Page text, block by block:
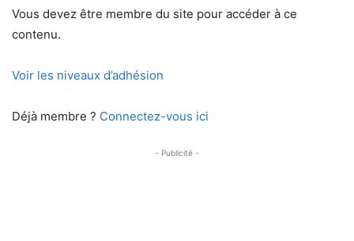
Vous devez être membre du site pour accéder à ce
contenu.
Voir les niveaux d’adhésion
Déjà membre ? Connectez-vous ici
- Publicité -